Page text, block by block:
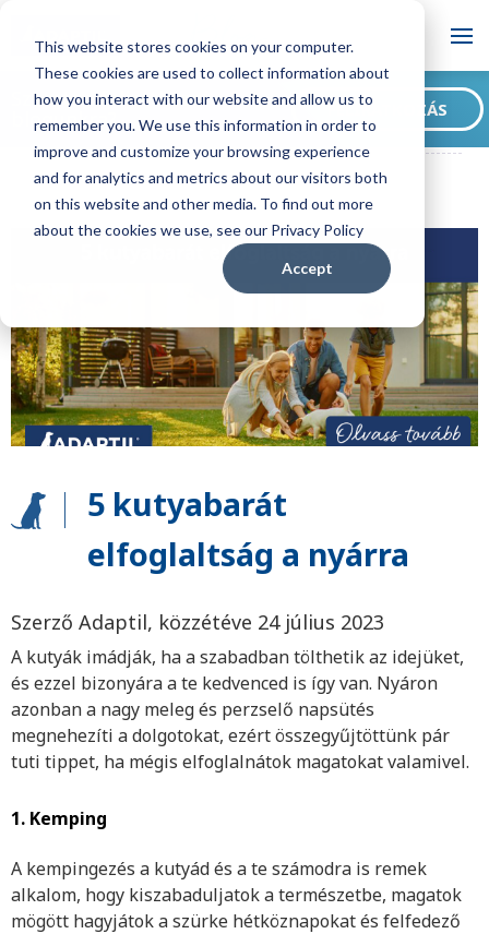
This website stores cookies on your computer.
These cookies are used to collect information about
how you interact with our website and allow us to
remember you. We use this information in order to
improve and customize your browsing experience
and for analytics and metrics about our visitors both
on this website and other media. To find out more
about the cookies we use, see our Privacy Policy
Accept
Blog
ADAPTIL HU Blog 5 kutyabarát elfoglaltság a nyárra
Szeretne feliratkozni
blogunkra? FELIRATKOZÁS
5 kutyabarát
elfoglaltság a nyárra
Szerző Adaptil, közzétéve 24 július 2023
A kutyák imádják, ha a szabadban tölthetik az idejüket,
és ezzel bizonyára a te kedvenced is így van. Nyáron
azonban a nagy meleg és perzselő napsütés
megnehezíti a dolgotokat, ezért összegyűjtöttünk pár
tuti tippet, ha mégis elfoglalnátok magatokat valamivel.
1. Kemping
A kempingezés a kutyád és a te számodra is remek
alkalom, hogy kiszabaduljatok a természetbe, magatok
mögött hagyjátok a szürke hétköznapokat és felfedező